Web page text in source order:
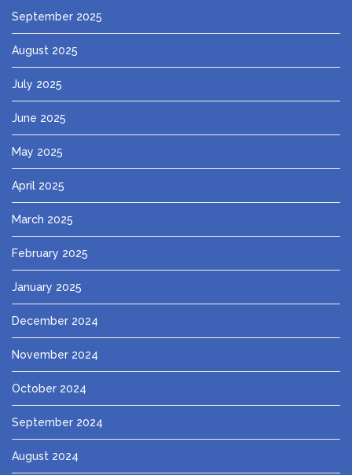
September 2025
August 2025
July 2025
June 2025
May 2025
April 2025
March 2025
February 2025
January 2025
December 2024
November 2024
October 2024
September 2024
August 2024